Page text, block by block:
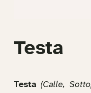
Testa
Testa (Calle,